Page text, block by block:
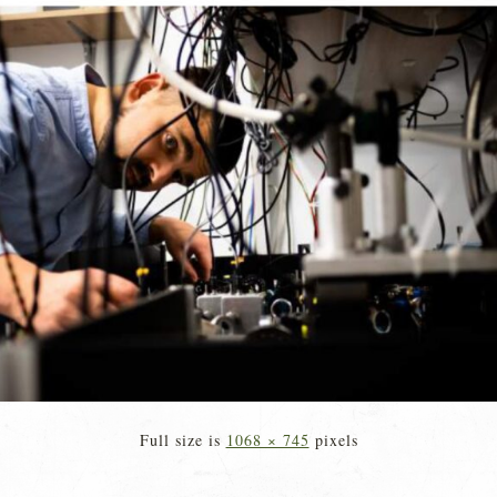
Full size is 1068 × 745 pixels